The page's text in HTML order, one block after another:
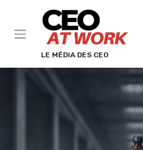
LE MÉDIA DES CEO
Panneau de gestion des cookies